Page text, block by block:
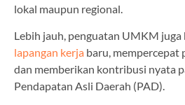
lokal maupun regional.
Lebih jauh, penguatan UMKM
lapangan kerja baru, mempercepat
dan memberikan kontribusi nyata
Pendapatan Asli Daerah (PAD).